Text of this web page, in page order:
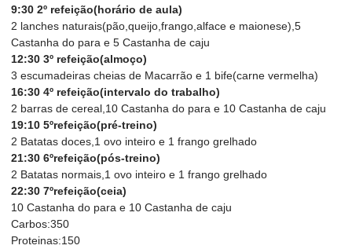
9:30 2º refeição(horário de aula)
2 lanches naturais(pão,queijo,frango,alface e maionese),5
Castanha do para e 5 Castanha de caju
12:30 3º refeição(almoço)
3 escumadeiras cheias de Macarrão e 1 bife(carne vermelha)
16:30 4º refeição(intervalo do trabalho)
2 barras de cereal,10 Castanha do para e 10 Castanha de caju
19:10 5ºrefeição(pré-treino)
2 Batatas doces,1 ovo inteiro e 1 frango grelhado
21:30 6ºrefeição(pós-treino)
2 Batatas normais,1 ovo inteiro e 1 frango grelhado
22:30 7ºrefeição(ceia)
10 Castanha do para e 10 Castanha de caju
Carbos:350
Proteinas:150